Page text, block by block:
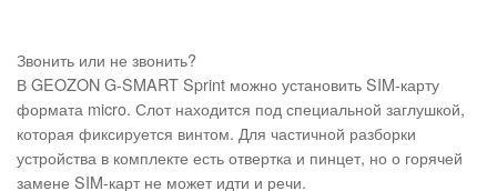
Звонить или не звонить?
В GEOZON G-SMART Sprint можно установить SIM-карту
формата micro. Слот находится под специальной заглушкой,
которая фиксируется винтом. Для частичной разборки
устройства в комплекте есть отвертка и пинцет, но о горячей
замене SIM-карт не может идти и речи.